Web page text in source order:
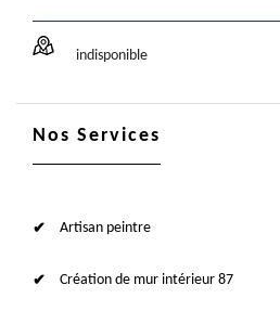
indisponible
Nos Services
Artisan peintre
Création de mur intérieur 87